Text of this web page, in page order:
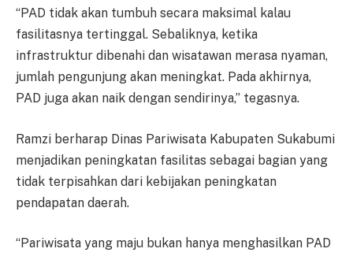
“PAD tidak akan tumbuh secara maksimal kalau
fasilitasnya tertinggal. Sebaliknya, ketika
infrastruktur dibenahi dan wisatawan merasa nyaman,
jumlah pengunjung akan meningkat. Pada akhirnya,
PAD juga akan naik dengan sendirinya,” tegasnya.
Ramzi berharap Dinas Pariwisata Kabupaten Sukabumi
menjadikan peningkatan fasilitas sebagai bagian yang
tidak terpisahkan dari kebijakan peningkatan
pendapatan daerah.
“Pariwisata yang maju bukan hanya menghasilkan PAD